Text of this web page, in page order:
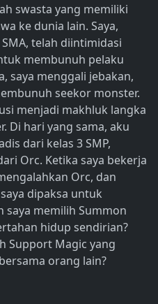
swasta yang memiliki
ke dunia lain. Saya,
telah diintimidasi
membunuh pelaku
saya menggali jebakan,
seekor monster.
menjadi makhluk langka
Di hari yang sama, aku
dari kelas 3 SMP,
Orc. Ketika saya bekerja
Orc, dan
dipaksa untuk
saya memilih Summon
hidup sendirian?
Support Magic yang
orang lain?